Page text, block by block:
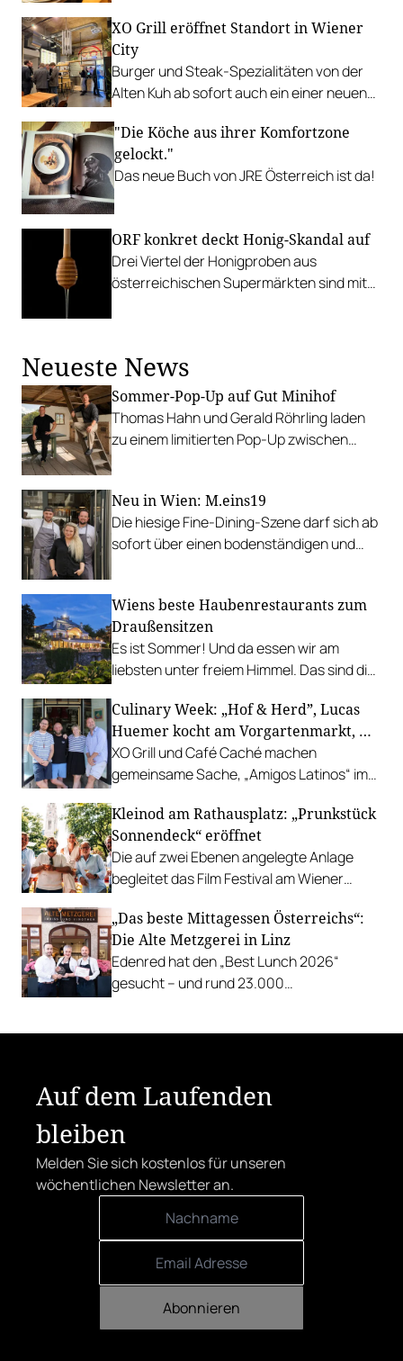
Direktvermarktern.
XO Grill eröffnet Standort in Wiener
City
Burger und Steak-Spezialitäten von der
Alten Kuh ab sofort auch ein einer neuen
"Die Köche aus ihrer Komfortzone
gelockt."
Das neue Buch von JRE Österreich ist da!
ORF konkret deckt Honig-Skandal auf
Drei Viertel der Honigproben aus
österreichischen Supermärkten sind mit
Neueste News
Sommer-Pop-Up auf Gut Minihof
Thomas Hahn und Gerald Röhrling laden
zu einem limitierten Pop-Up zwischen
Neu in Wien: M.eins19
Die hiesige Fine-Dining-Szene darf sich ab
sofort über einen bodenständigen und
Wiens beste Haubenrestaurants zum
Draußensitzen
Es ist Sommer! Und da essen wir am
liebsten unter freiem Himmel. Das sind die
Gastgarten.
Culinary Week: „Hof & Herd”, Lucas
Huemer kocht am Vorgartenmarkt, …
XO Grill und Café Caché machen
gemeinsame Sache, „Amigos Latinos“ im
Richard Rauch kocht in der Riederalm
u.v.m.
Kleinod am Rathausplatz: „Prunkstück
Sonnendeck“ eröffnet
Die auf zwei Ebenen angelegte Anlage
begleitet das Film Festival am Wiener
mit Cocktails, Snacks und
Veranstaltungsprogramm.
„Das beste Mittagessen Österreichs“:
Die Alte Metzgerei in Linz
Edenred hat den „Best Lunch 2026“
gesucht – und rund 23.000
Auf dem Laufenden
bleiben
Melden Sie sich kostenlos für unseren
wöchentlichen Newsletter an.
Abonnieren